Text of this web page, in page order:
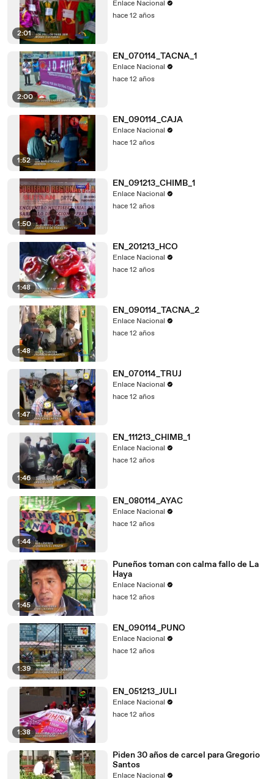
2:01
Enlace Nacional
hace 12 años
2:00
EN_070114_TACNA_1
Enlace Nacional
hace 12 años
1:52
EN_090114_CAJA
Enlace Nacional
hace 12 años
1:50
EN_091213_CHIMB_1
Enlace Nacional
hace 12 años
1:48
EN_201213_HCO
Enlace Nacional
hace 12 años
1:48
EN_090114_TACNA_2
Enlace Nacional
hace 12 años
1:47
EN_070114_TRUJ
Enlace Nacional
hace 12 años
1:46
EN_111213_CHIMB_1
Enlace Nacional
hace 12 años
1:44
EN_080114_AYAC
Enlace Nacional
hace 12 años
1:45
Puneños toman con calma fallo de La
Haya
Enlace Nacional
hace 12 años
1:39
EN_090114_PUNO
Enlace Nacional
hace 12 años
1:38
EN_051213_JULI
Enlace Nacional
hace 12 años
Piden 30 años de carcel para Gregorio
Santos
Enlace Nacional